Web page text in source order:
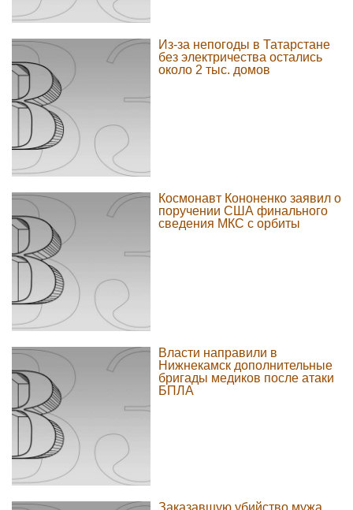
Из-за непогоды в Татарстане
без электричества остались
около 2 тыс. домов
Космонавт Кононенко заявил о
поручении США финального
сведения МКС с орбиты
Власти направили в
Нижнекамск дополнительные
бригады медиков после атаки
БПЛА
Заказавшую убийство мужа